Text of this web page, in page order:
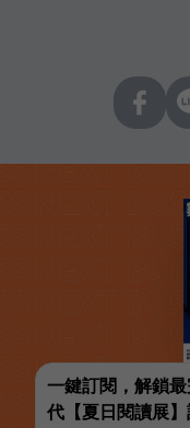
一鍵訂閱，解鎖
代【夏日閱讀展